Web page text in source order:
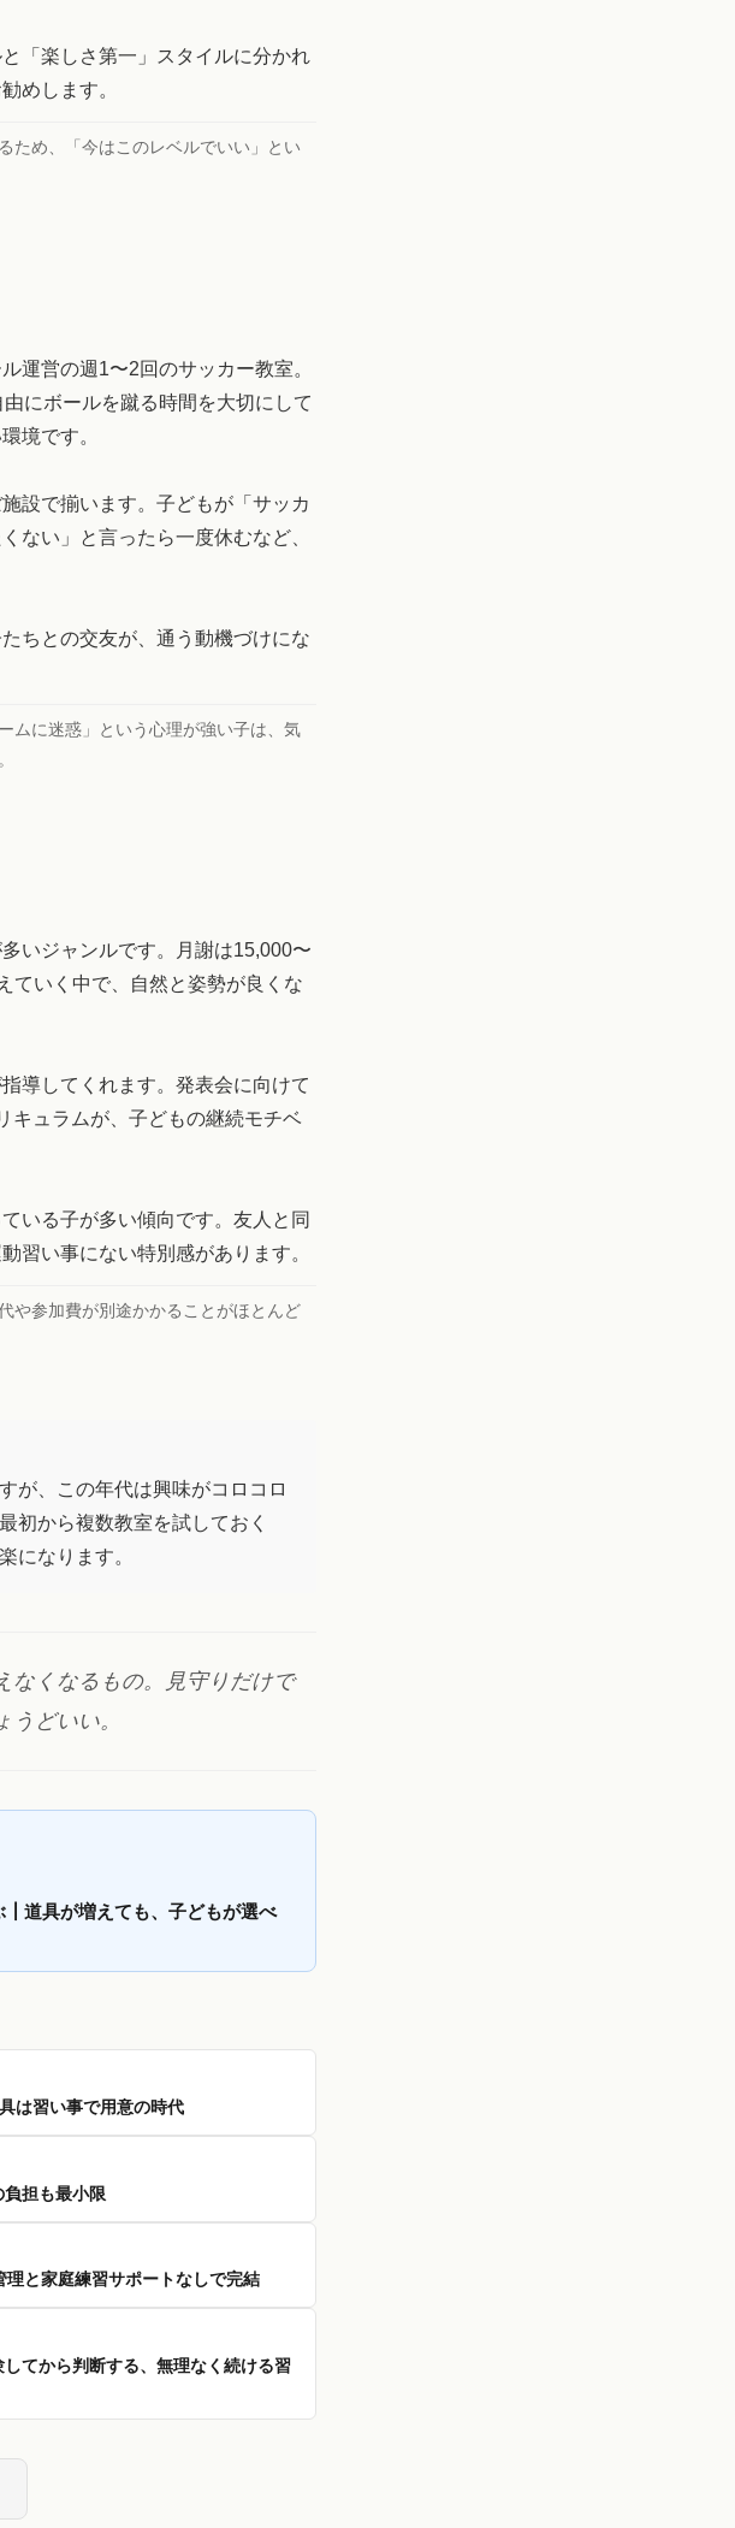
「楽しさ第一」スタイルに分かれ
めします。
ため、「今はこのレベルでいい」とい
運営の週1〜2回のサッカー教室。
にボールを蹴る時間を大切にして
境です。
設で揃います。子どもが「サッカ
ない」と言ったら一度休むなど、
ちとの交友が、通う動機づけにな
ムに迷惑」という心理が強い子は、気
いジャンルです。月謝は15,000〜
ていく中で、自然と姿勢が良くな
導してくれます。発表会に向けて
キュラムが、子どもの継続モチベ
いる子が多い傾向です。友人と同
習い事にない特別感があります。
や参加費が別途かかることがほとんど
が、この年代は興味がコロコロ
初から複数教室を試しておく
になります。
なくなるもの。見守りだけで
どいい。
┃道具が増えても、子どもが選べ
は習い事で用意の時代
担も最小限
と家庭練習サポートなしで完結
てから判断する、無理なく続ける習